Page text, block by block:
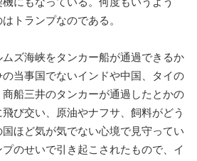
トランプなのである。
ズ海峡をタンカー船が通過できるか
当事国でないインドや中国、タイの
船三井のタンカーが通過したとかの
び交い、原油やナフサ、飼料がどう
ほど気が気でない心境で見守ってい
のせいで引き起こされたもので、イ